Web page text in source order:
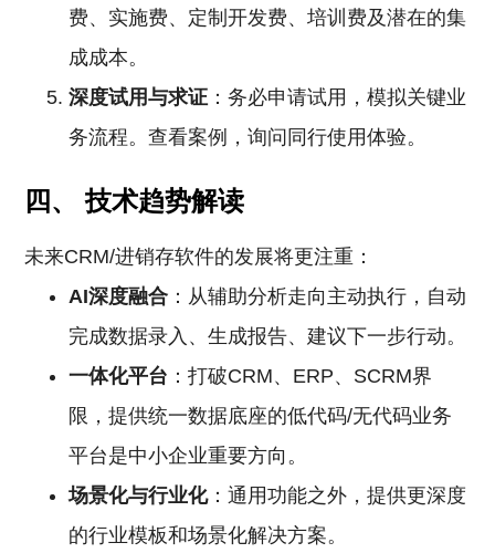
费、实施费、定制开发费、培训费及潜在的集
成成本。
深度试用与求证 ：务必申请试用，模拟关键业
务流程。查看案例，询问同行使用体验。
四、 技术趋势解读
未来CRM/进销存软件的发展将更注重：
AI深度融合 ：从辅助分析走向主动执行，自动
完成数据录入、生成报告、建议下一步行动。
一体化平台 ：打破CRM、ERP、SCRM界
限，提供统一数据底座的低代码/无代码业务
平台是中小企业重要方向。
场景化与行业化：通用功能之外，提供更深度
的行业模板和场景化解决方案。